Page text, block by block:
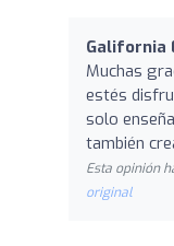
Galifornia
Muchas
estés
solo
también
Esta opinión
original